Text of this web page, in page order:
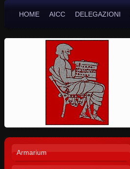
HOME AICC DELEGAZIONI
Armarium